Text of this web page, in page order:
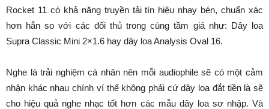
Rocket 11 có khả năng truyền tải tín hiệu nhạy bén, chuẩn xác
hơn hẳn so với các đối thủ trong cùng tầm giá như: Dây loa
Supra Classic Mini 2×1.6 hay dây loa Analysis Oval 16.
Nghe là trải nghiệm cá nhân nên mỗi audiophile sẽ có một cảm
nhận khác nhau chính ví thế không phải cứ dây loa đắt tiền là sẽ
cho hiệu quả nghe nhạc tốt hơn các mẫu dây loa sơ nhập. Và